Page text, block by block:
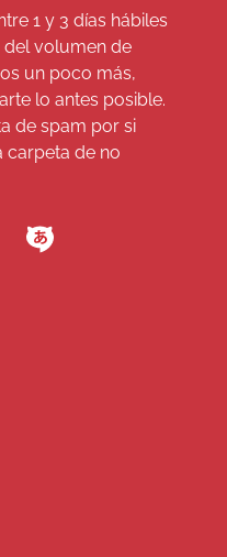
1 y 3 días hábiles
del volumen de
un poco más,
lo antes posible.
de spam por si
carpeta de no